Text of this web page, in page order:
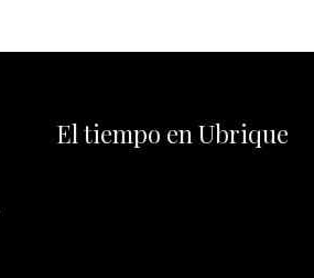
El tiempo en Ubrique